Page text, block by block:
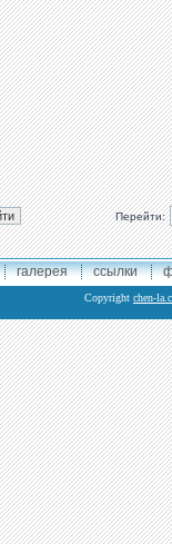
Перейти:
галерея ссылки
Copyright chen-